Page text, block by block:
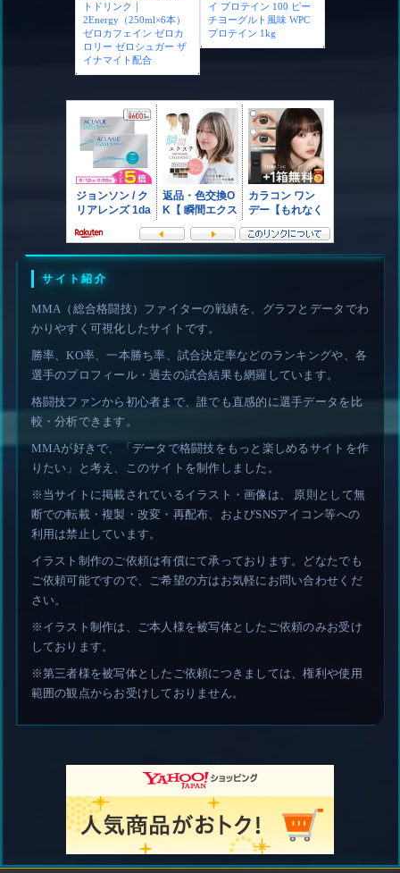
トドリンク｜
2Energy（250ml×6本）
ゼロカフェイン ゼロカ
ロリー ゼロシュガー ザ
イナマイト配合
イ プロテイン 100 ピー
チヨーグルト風味 WPC
プロテイン 1kg
サイト紹介
MMA（総合格闘技）ファイターの戦績を、グラフとデータでわ
かりやすく可視化したサイトです。
勝率、KO率、一本勝ち率、試合決定率などのランキングや、各
選手のプロフィール・過去の試合結果も網羅しています。
格闘技ファンから初心者まで、誰でも直感的に選手データを比
較・分析できます。
MMAが好きで、「データで格闘技をもっと楽しめるサイトを作
りたい」と考え、このサイトを制作しました。
※当サイトに掲載されているイラスト・画像は、 原則として無
断での転載・複製・改変・再配布、およびSNSアイコン等への
利用は禁止しています。
イラスト制作のご依頼は有償にて承っております。どなたでも
ご依頼可能ですので、ご希望の方はお気軽にお問い合わせくだ
さい。
※イラスト制作は、ご本人様を被写体としたご依頼のみお受け
しております。
※第三者様を被写体としたご依頼につきましては、権利や使用
範囲の観点からお受けしておりません。